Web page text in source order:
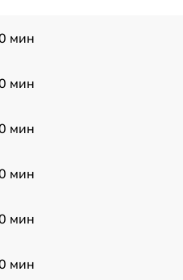
мин
мин
мин
мин
мин
мин